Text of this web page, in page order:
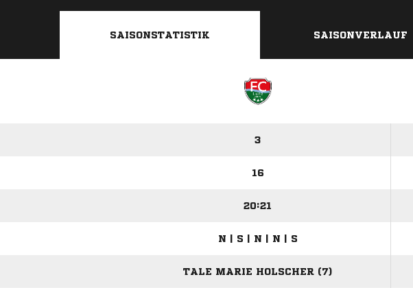
SAISONSTATISTIK SAISONVERLAUF
3
16
20:21
N | S | N | N | S
TALE MARIE HOLSCHER (7)